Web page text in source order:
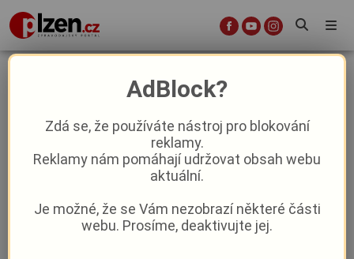
Top výlety v CHKO Český les? Lákají tu
na rozhledny, pamětníka v podobě
obřího modřínu i na bažiny
Nejlepší zmrzlinárny v Česku? Jeden z
tipů najdete i v Plzeňském kraji
AdBlock?
Zdá se, že používáte nástroj pro blokování
reklamy.
Reklamy nám pomáhají udržovat obsah webu
aktuální.
Je možné, že se Vám nezobrazí některé části
webu. Prosíme, deaktivujte jej.